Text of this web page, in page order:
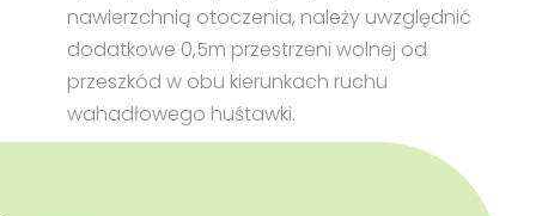
nawierzchnią otoczenia, należy uwzględnić
dodatkowe 0,5m przestrzeni wolnej od
przeszkód w obu kierunkach ruchu
wahadłowego huśtawki.